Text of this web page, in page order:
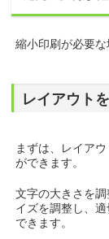
縮小印刷が必要
レイアウト
まずは、レイア
ができます。
文字の大きさを
イズを調整し、
できます。